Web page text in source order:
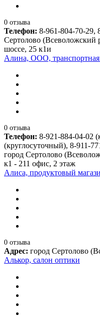
0 отзыва
Телефон: 8-961-804-70-29,
Сертолово (Всеволожский
шоссе, 25 к1и
Алина, ООО,
0 отзыва
Телефон: 8-921-884-04-02
(круглосуточный), 8-911-
город Сертолово
к1 - 211 офис, 2 этаж
Алиса, продуктовый
0 отзыва
Адрес: город Сертолово
Алькор, салон оптики